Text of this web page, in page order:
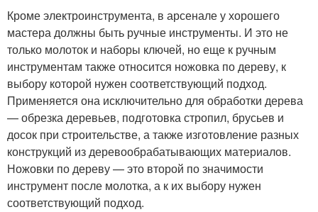
Кроме электроинструмента, в арсенале у хорошего
мастера должны быть ручные инструменты. И это не
только молоток и наборы ключей, но еще к ручным
инструментам также относится ножовка по дереву, к
выбору которой нужен соответствующий подход.
Применяется она исключительно для обработки дерева
— обрезка деревьев, подготовка стропил, брусьев и
досок при строительстве, а также изготовление разных
конструкций из деревообрабатывающих материалов.
Ножовки по дереву — это второй по значимости
инструмент после молотка, а к их выбору нужен
соответствующий подход.